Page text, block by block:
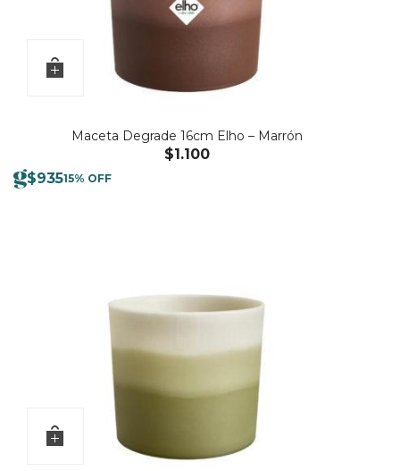
Maceta Degrade 16cm Elho – Marrón
$1.100
$93515% OFF